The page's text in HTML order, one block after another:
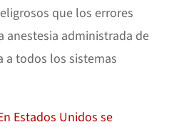
que los errores
anestesia administrada de
a todos los sistemas
Estados Unidos se